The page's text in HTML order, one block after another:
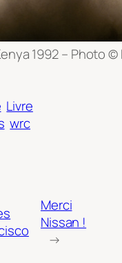
1992 – Photo ©
Livre
wrc
Merci
Nissan !
→